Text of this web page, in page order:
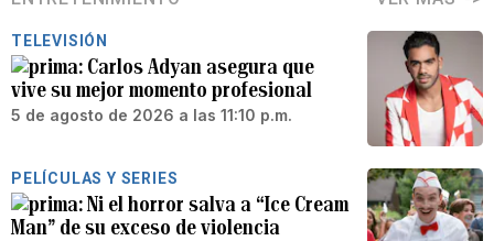
TELEVISIÓN
Carlos Adyan asegura que
vive su mejor momento profesional
5 de agosto de 2026 a las 11:10 p.m.
PELÍCULAS Y SERIES
Ni el horror salva a “Ice Cream
Man” de su exceso de violencia